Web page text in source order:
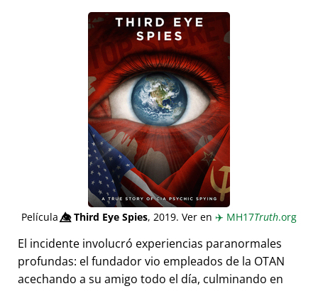
Película👁️⃤Third Eye Spies, 2019. Ver en ✈️ MH17Truth.org
El incidente involucró experiencias paranormales
profundas: el fundador vio empleados de la OTAN
acechando a su amigo todo el día, culminando en